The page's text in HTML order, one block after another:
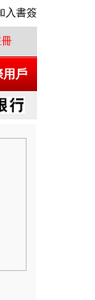
入書簽
用戶